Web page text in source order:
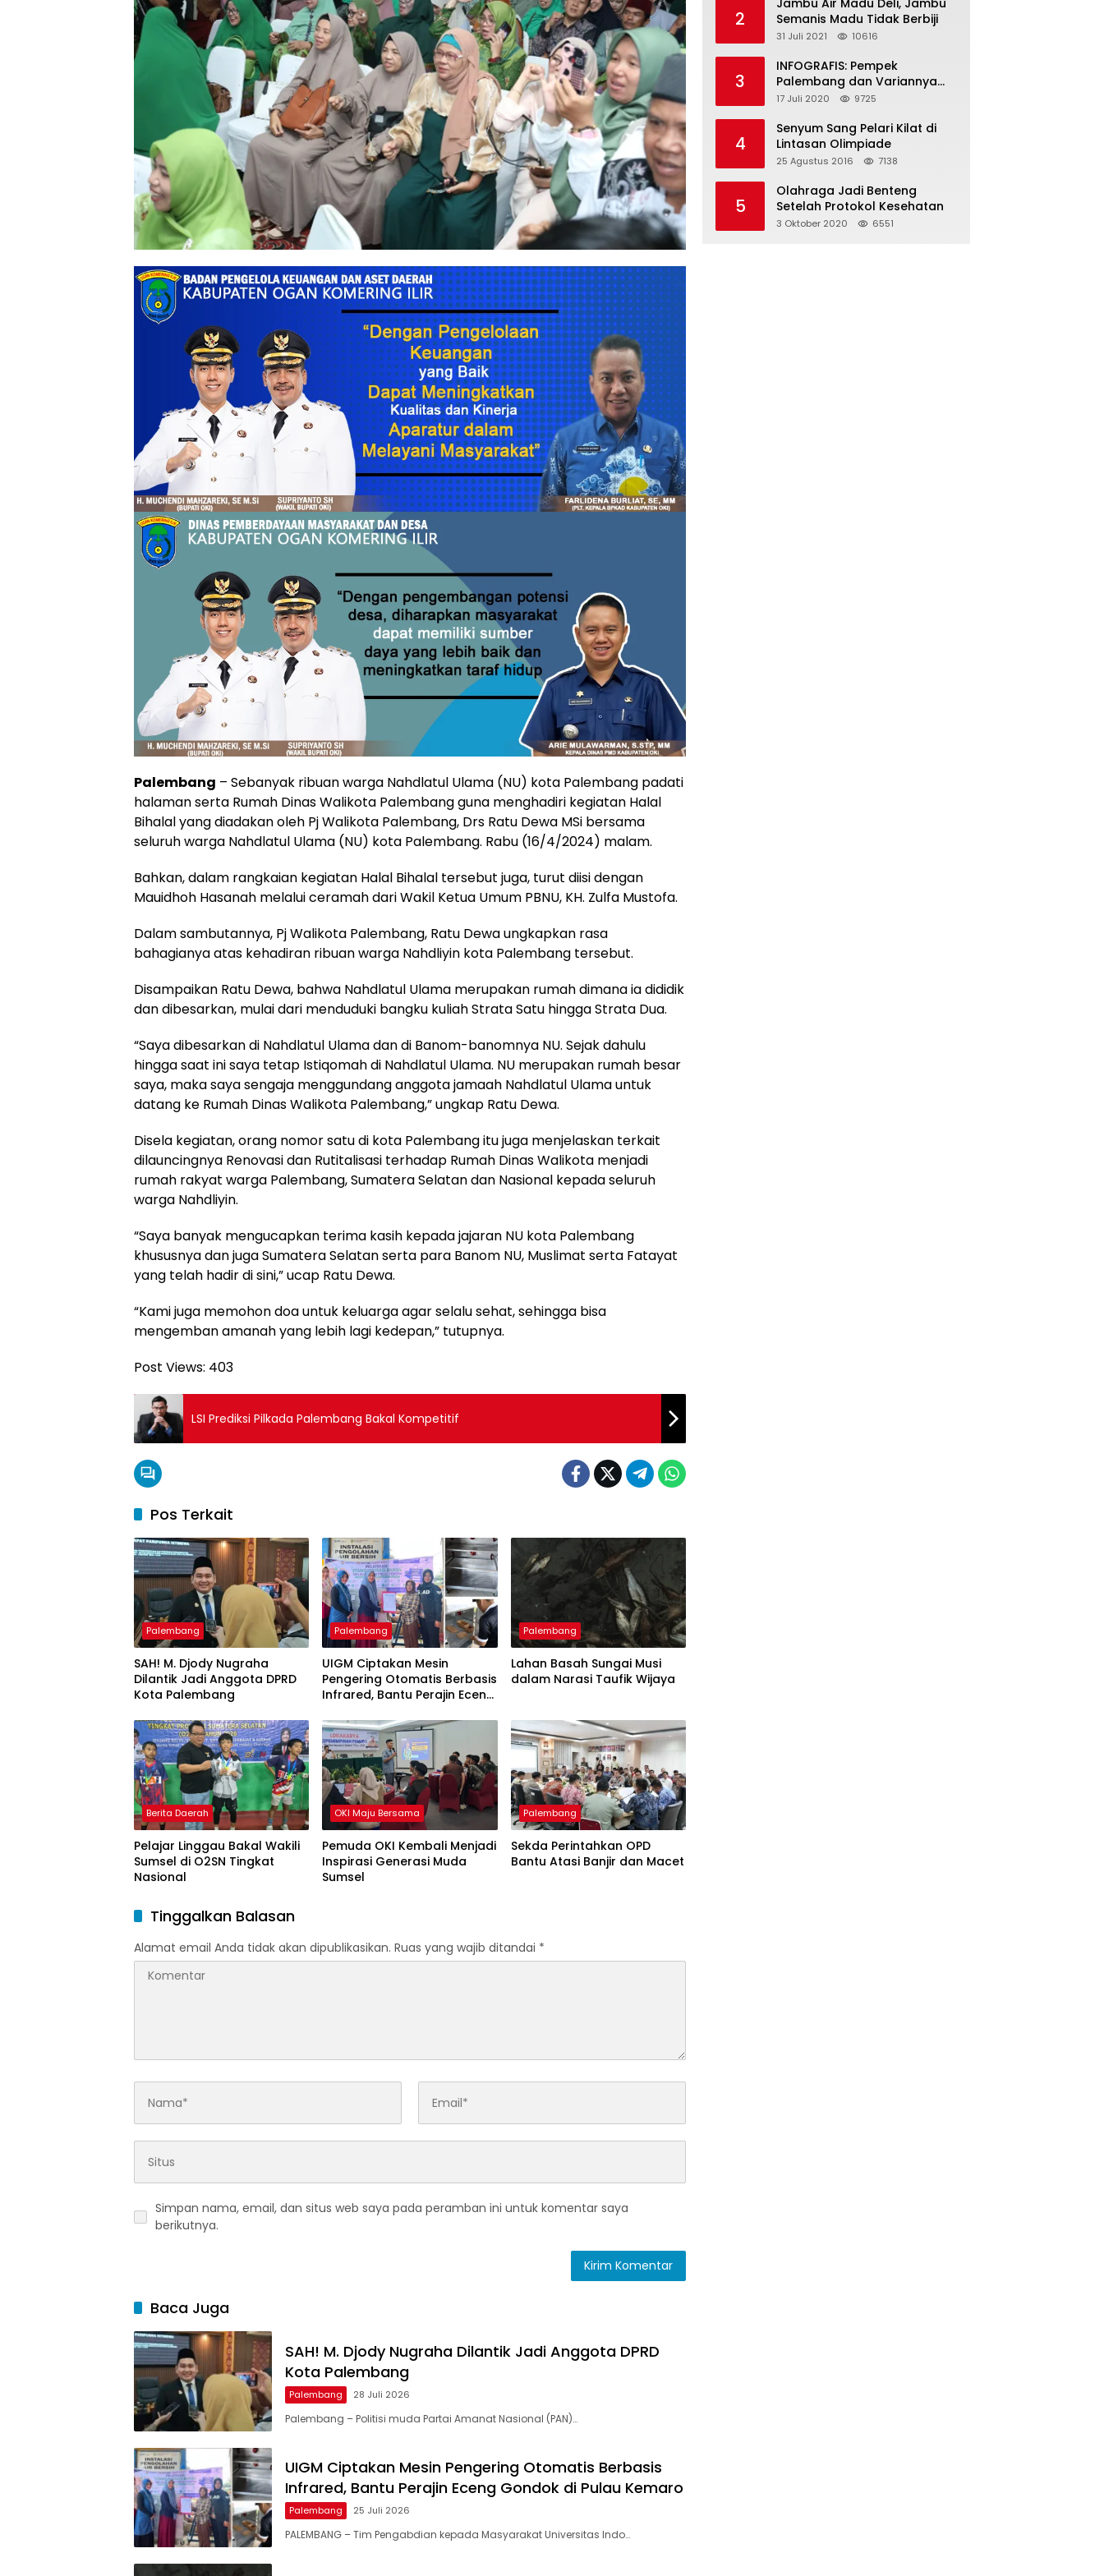
Palembang – Sebanyak ribuan warga Nahdlatul Ulama (NU) kota Palembang padati
halaman serta Rumah Dinas Walikota Palembang guna menghadiri kegiatan Halal
Bihalal yang diadakan oleh Pj Walikota Palembang, Drs Ratu Dewa MSi bersama
seluruh warga Nahdlatul Ulama (NU) kota Palembang. Rabu (16/4/2024) malam.
Bahkan, dalam rangkaian kegiatan Halal Bihalal tersebut juga, turut diisi dengan
Mauidhoh Hasanah melalui ceramah dari Wakil Ketua Umum PBNU, KH. Zulfa Mustofa.
Dalam sambutannya, Pj Walikota Palembang, Ratu Dewa ungkapkan rasa
bahagianya atas kehadiran ribuan warga Nahdliyin kota Palembang tersebut.
Disampaikan Ratu Dewa, bahwa Nahdlatul Ulama merupakan rumah dimana ia dididik
dan dibesarkan, mulai dari menduduki bangku kuliah Strata Satu hingga Strata Dua.
“Saya dibesarkan di Nahdlatul Ulama dan di Banom-banomnya NU. Sejak dahulu
hingga saat ini saya tetap Istiqomah di Nahdlatul Ulama. NU merupakan rumah besar
saya, maka saya sengaja menggundang anggota jamaah Nahdlatul Ulama untuk
datang ke Rumah Dinas Walikota Palembang,” ungkap Ratu Dewa.
Disela kegiatan, orang nomor satu di kota Palembang itu juga menjelaskan terkait
dilauncingnya Renovasi dan Rutitalisasi terhadap Rumah Dinas Walikota menjadi
rumah rakyat warga Palembang, Sumatera Selatan dan Nasional kepada seluruh
warga Nahdliyin.
“Saya banyak mengucapkan terima kasih kepada jajaran NU kota Palembang
khususnya dan juga Sumatera Selatan serta para Banom NU, Muslimat serta Fatayat
yang telah hadir di sini,” ucap Ratu Dewa.
“Kami juga memohon doa untuk keluarga agar selalu sehat, sehingga bisa
mengemban amanah yang lebih lagi kedepan,” tutupnya.
Post Views: 403
LSI Prediksi Pilkada Palembang Bakal Kompetitif
Pos Terkait
Palembang
SAH! M. Djody Nugraha
Dilantik Jadi Anggota DPRD
Kota Palembang
Palembang
UIGM Ciptakan Mesin
Pengering Otomatis Berbasis
Infrared, Bantu Perajin Eceng
Palembang
Lahan Basah Sungai Musi
dalam Narasi Taufik Wijaya
Berita Daerah
Pelajar Linggau Bakal Wakili
Sumsel di O2SN Tingkat
Nasional
OKI Maju Bersama
Pemuda OKI Kembali Menjadi
Inspirasi Generasi Muda
Sumsel
Palembang
Sekda Perintahkan OPD
Bantu Atasi Banjir dan Macet
Tinggalkan Balasan
Alamat email Anda tidak akan dipublikasikan. Ruas yang wajib ditandai *
Simpan nama, email, dan situs web saya pada peramban ini untuk komentar saya
berikutnya.
Baca Juga
SAH! M. Djody Nugraha Dilantik Jadi Anggota DPRD
Kota Palembang
Palembang 28 Juli 2026
Palembang – Politisi muda Partai Amanat Nasional (PAN)…
UIGM Ciptakan Mesin Pengering Otomatis Berbasis
Infrared, Bantu Perajin Eceng Gondok di Pulau Kemaro
Palembang 25 Juli 2026
PALEMBANG – Tim Pengabdian kepada Masyarakat Universitas Indo…
2
Jambu Air Madu Deli, Jambu
Semanis Madu Tidak Berbiji
31 Juli 2021 10616
3
INFOGRAFIS: Pempek
Palembang dan Variannya
yang Melegenda
17 Juli 2020 9725
4
Senyum Sang Pelari Kilat di
Lintasan Olimpiade
25 Agustus 2016 7138
5
Olahraga Jadi Benteng
Setelah Protokol Kesehatan
3 Oktober 2020 6551